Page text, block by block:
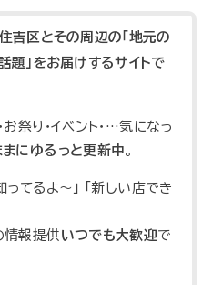
吉区とその周辺の「地元の
題」をお届けするサイトで
お祭り・イベント・…気になっ
まにゆるっと更新中。
ってるよ～」 「新しい店でき
情報提供いつでも大歓迎で